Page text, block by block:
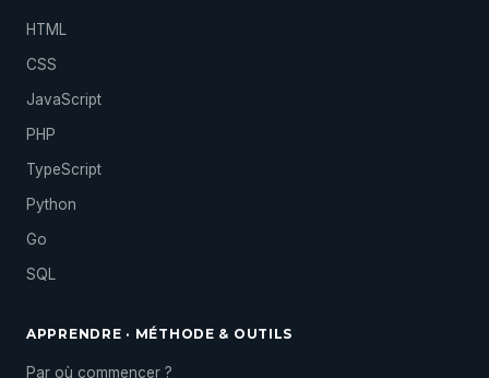
HTML
CSS
JavaScript
PHP
TypeScript
Python
Go
SQL
APPRENDRE · MÉTHODE & OUTILS
Par où commencer ?